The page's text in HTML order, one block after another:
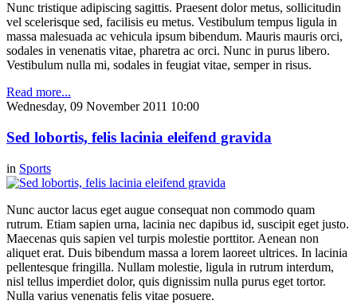
Nunc tristique adipiscing sagittis. Praesent dolor metus, sollicitudin
vel scelerisque sed, facilisis eu metus. Vestibulum tempus ligula in
massa malesuada ac vehicula ipsum bibendum. Mauris mauris orci,
sodales in venenatis vitae, pharetra ac orci. Nunc in purus libero.
Vestibulum nulla mi, sodales in feugiat vitae, semper in risus.
Read more...
Wednesday, 09 November 2011 10:00
Sed lobortis, felis lacinia eleifend gravida
in Sports
Nunc auctor lacus eget augue consequat non commodo quam
rutrum. Etiam sapien urna, lacinia nec dapibus id, suscipit eget justo.
Maecenas quis sapien vel turpis molestie porttitor. Aenean non
aliquet erat. Duis bibendum massa a lorem laoreet ultrices. In lacinia
pellentesque fringilla. Nullam molestie, ligula in rutrum interdum,
nisl tellus imperdiet dolor, quis dignissim nulla purus eget tortor.
Nulla varius venenatis felis vitae posuere.